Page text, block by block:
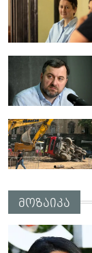
მოზაიკა